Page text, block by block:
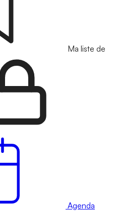
Ma liste de
Agenda